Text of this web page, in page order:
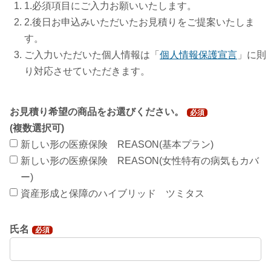
1.必須項目にご入力お願いいたします。
2.後日お申込みいただいたお見積りをご提案いたしま
す。
ご入力いただいた個人情報は「 個人情報保護宣言 」に則
り対応させていただきます。
お見積り希望の商品をお選びください。 必須
(複数選択可)
新しい形の医療保険 REASON(基本プラン)
新しい形の医療保険 REASON(女性特有の病気もカバ
ー)
資産形成と保障のハイブリッド ツミタス
氏名 必須